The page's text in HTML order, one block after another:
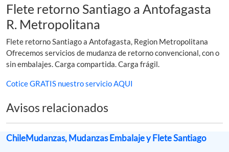
Flete retorno Santiago a Antofagasta
R. Metropolitana
Flete retorno Santiago a Antofagasta, Region Metropolitana
Ofrecemos servicios de mudanza de retorno convencional, con o
sin embalajes. Carga compartida. Carga frágil.
Cotice GRATIS nuestro servicio AQUI
Avisos relacionados
ChileMudanzas, Mudanzas Embalaje y Flete Santiago